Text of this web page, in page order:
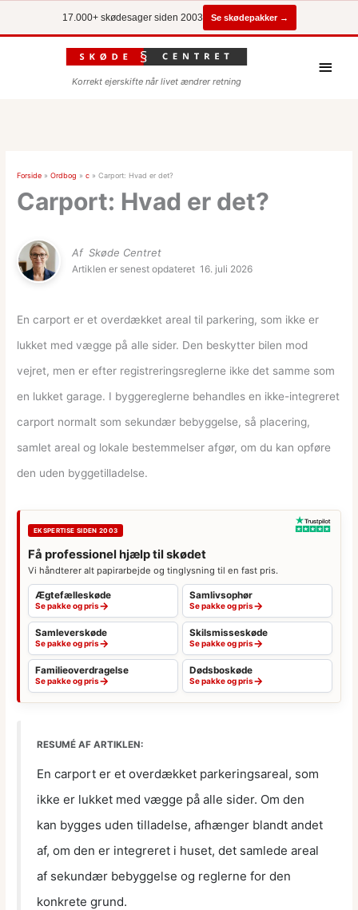
17.000+ skødesager siden 2003 Se skødepakker →
Korrekt ejerskifte når livet ændrer retning
Forside »Ordbog »c »Carport: Hvad er det?
Carport: Hvad er det?
Af Skøde Centret
Artiklen er senest opdateret 16. juli 2026
En carport er et overdækket areal til parkering, som ikke er
lukket med vægge på alle sider. Den beskytter bilen mod
vejret, men er efter registreringsreglerne ikke det samme som
en lukket garage. I byggereglerne behandles en ikke-integreret
carport normalt som sekundær bebyggelse, så placering,
samlet areal og lokale bestemmelser afgør, om du kan opføre
den uden byggetilladelse.
EKSPERTISE SIDEN 2003
Få professionel hjælp til skødet
Vi håndterer alt papirarbejde og tinglysning til en fast pris.
Ægtefælleskøde
Se pakke og pris→
Samlivsophør
Se pakke og pris→
Samleverskøde
Se pakke og pris→
Skilsmisseskøde
Se pakke og pris→
Familieoverdragelse
Se pakke og pris→
Dødsboskøde
Se pakke og pris→
RESUMÉ AF ARTIKLEN:
En carport er et overdækket parkeringsareal, som
ikke er lukket med vægge på alle sider. Om den
kan bygges uden tilladelse, afhænger blandt andet
af, om den er integreret i huset, det samlede areal
af sekundær bebyggelse og reglerne for den
konkrete grund.